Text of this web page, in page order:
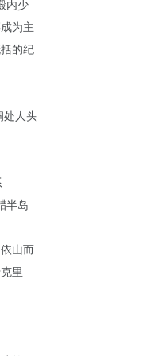
内少
为主
的纪
处人头
半岛
山而
里